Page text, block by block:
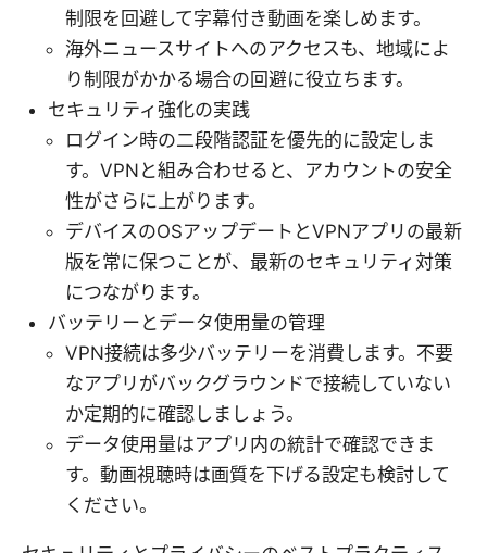
制限を回避して字幕付き動画を楽しめます。
海外ニュースサイトへのアクセスも、地域によ
り制限がかかる場合の回避に役立ちます。
セキュリティ強化の実践
ログイン時の二段階認証を優先的に設定しま
す。VPNと組み合わせると、アカウントの安全
性がさらに上がります。
デバイスのOSアップデートとVPNアプリの最新
版を常に保つことが、最新のセキュリティ対策
につながります。
バッテリーとデータ使用量の管理
VPN接続は多少バッテリーを消費します。不要
なアプリがバックグラウンドで接続していない
か定期的に確認しましょう。
データ使用量はアプリ内の統計で確認できま
す。動画視聴時は画質を下げる設定も検討して
ください。